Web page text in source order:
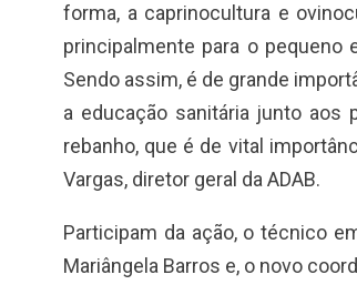
forma, a caprinocultura e
principalmente para o pequeno
Sendo assim, é de grande
a educação sanitária junto aos
rebanho, que é de vital
Vargas, diretor geral da ADAB.
Participam da ação, o técnico
Mariângela Barros e, o novo